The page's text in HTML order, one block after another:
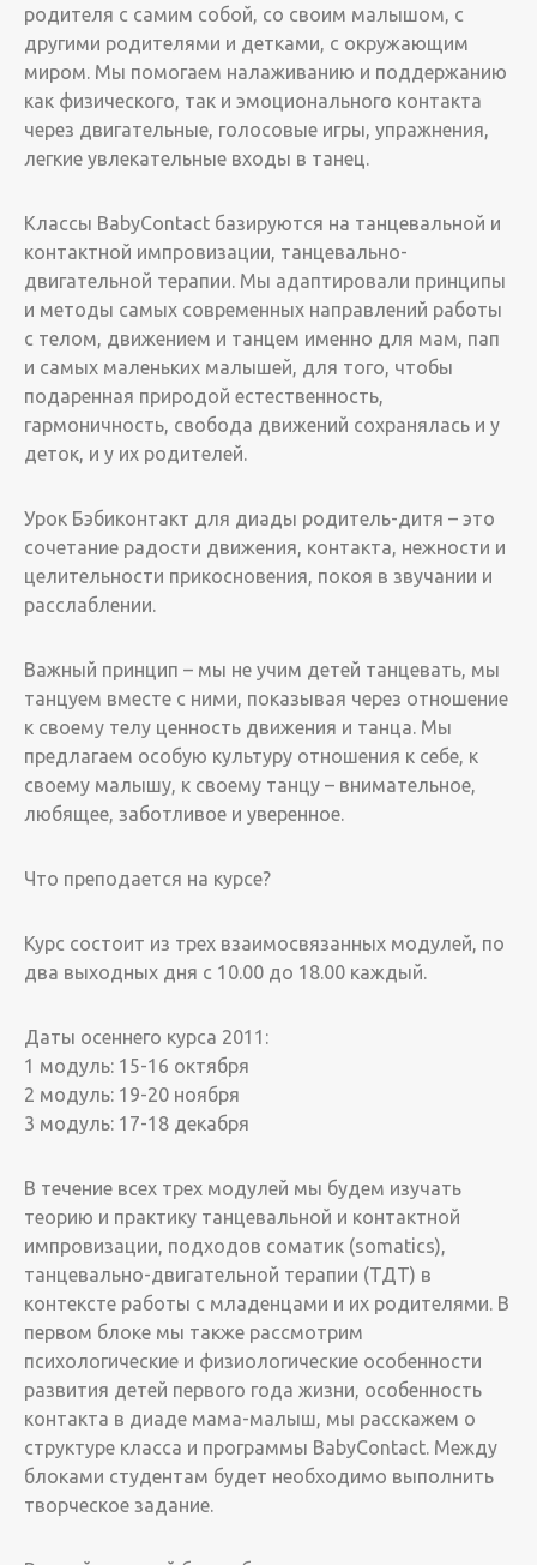
родителя с самим собой, со своим малышом, с
другими родителями и детками, с окружающим
миром. Мы помогаем налаживанию и поддержанию
как физического, так и эмоционального контакта
через двигательные, голосовые игры, упражнения,
легкие увлекательные входы в танец.
Классы BabyContact базируются на танцевальной и
контактной импровизации, танцевально-
двигательной терапии. Мы адаптировали принципы
и методы самых современных направлений работы
с телом, движением и танцем именно для мам, пап
и самых маленьких малышей, для того, чтобы
подаренная природой естественность,
гармоничность, свобода движений сохранялась и у
деток, и у их родителей.
Урок Бэбиконтакт для диады родитель-дитя – это
сочетание радости движения, контакта, нежности и
целительности прикосновения, покоя в звучании и
расслаблении.
Важный принцип – мы не учим детей танцевать, мы
танцуем вместе с ними, показывая через отношение
к своему телу ценность движения и танца. Мы
предлагаем особую культуру отношения к себе, к
своему малышу, к своему танцу – внимательное,
любящее, заботливое и уверенное.
Что преподается на курсе?
Курс состоит из трех взаимосвязанных модулей, по
два выходных дня с 10.00 до 18.00 каждый.
Даты осеннего курса 2011:
1 модуль: 15-16 октября
2 модуль: 19-20 ноября
3 модуль: 17-18 декабря
В течение всех трех модулей мы будем изучать
теорию и практику танцевальной и контактной
импровизации, подходов соматик (somatics),
танцевально-двигательной терапии (ТДТ) в
контексте работы с младенцами и их родителями. В
первом блоке мы также рассмотрим
психологические и физиологические особенности
развития детей первого года жизни, особенность
контакта в диаде мама-малыш, мы расскажем о
структуре класса и программы BabyContact. Между
блоками студентам будет необходимо выполнить
творческое задание.